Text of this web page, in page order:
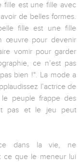
fille est une fille avec
de belles formes.
fille est une fille
œuvre pour devenir
vomir pour garder
ce n’est pas
bien !". La mode a
l’actrice de
peuple frappe des
pas et le jeu peut
dans la vie, ne
ce que le meneur lui